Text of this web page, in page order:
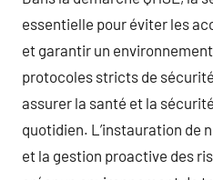
essentielle pour éviter les
et garantir un
protocoles stricts de
assurer la santé et la
quotidien. L’instauration de
et la gestion proactive des